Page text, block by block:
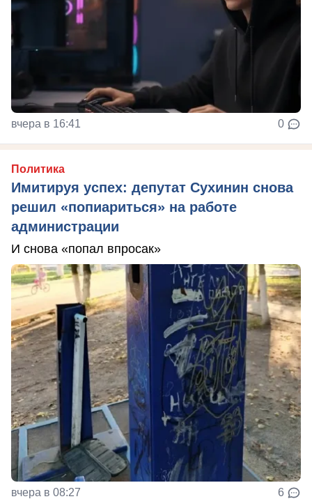
вчера в 16:41 0
Политика
Имитируя успех: депутат Сухинин снова
решил «попиариться» на работе
администрации
И снова «попал впросак»
вчера в 08:27 6